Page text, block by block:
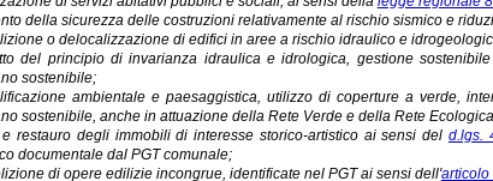
della sicurezza delle costruzioni relativamente al rischio sismico e
o delocalizzazione di edifici in aree a rischio idraulico e
del principio di invarianza idraulica e idrologica, gestione
sostenibile;
ambientale e paesaggistica, utilizzo di coperture a verde,
sostenibile, anche in attuazione della Rete Verde e della Rete
e restauro degli immobili di interesse storico-artistico ai sensi del d.lgs.
documentale dal PGT comunale;
di opere edilizie incongrue, identificate nel PGT ai sensi dell'articolo